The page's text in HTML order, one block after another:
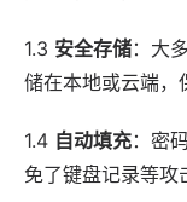
1.3 安全存储：大
储在本地或云端，
1.4 自动填充：密
免了键盘记录等攻